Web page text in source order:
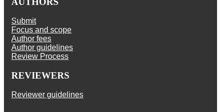
Submit
Focus and scope
Author fees
Author guidelines
Review Process
REVIEWERS
Reviewer guidelines